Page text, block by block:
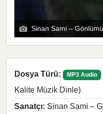
Sinan Sami –
Dosya Türü: MP3 Audio |
Kalite Müzik Dinle)
Sanatçı: Sinan Sami –